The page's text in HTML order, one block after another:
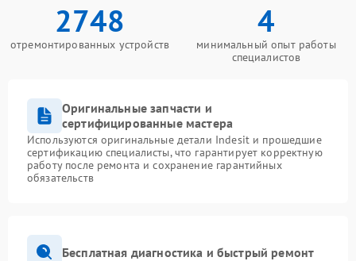
2748
отремонтированных устройств
4
минимальный опыт работы
специалистов
Оригинальные запчасти и
сертифицированные мастера
Используются оригинальные детали Indesit и прошедшие
сертификацию специалисты, что гарантирует корректную
работу после ремонта и сохранение гарантийных
обязательств
Бесплатная диагностика и быстрый ремонт